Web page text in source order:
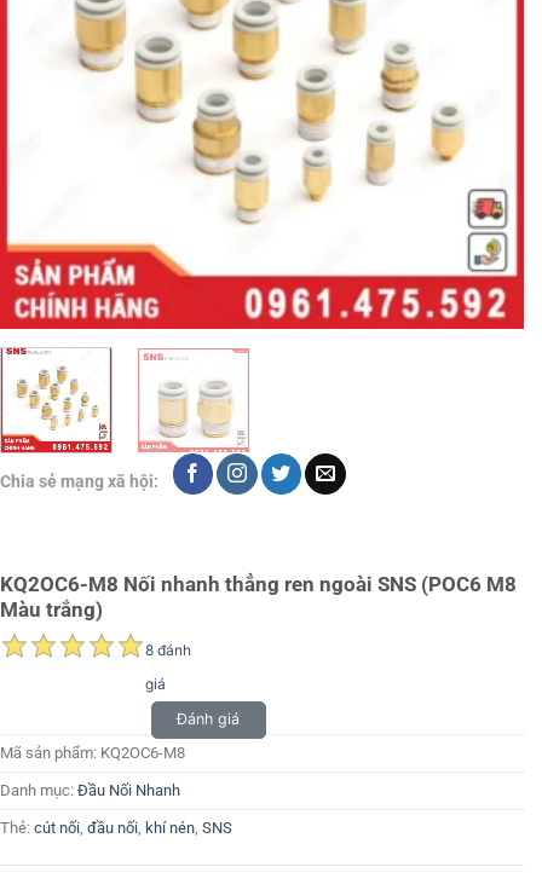
Chia sẻ mạng xã hội:
KQ2OC6-M8 Nối nhanh thẳng ren ngoài SNS (POC6 M8
Màu trắng)
8 đánh
giá
Đánh giá
Mã sản phẩm: KQ2OC6-M8
Danh mục: Đầu Nối Nhanh
Thẻ: cút nối, đầu nối, khí nén, SNS